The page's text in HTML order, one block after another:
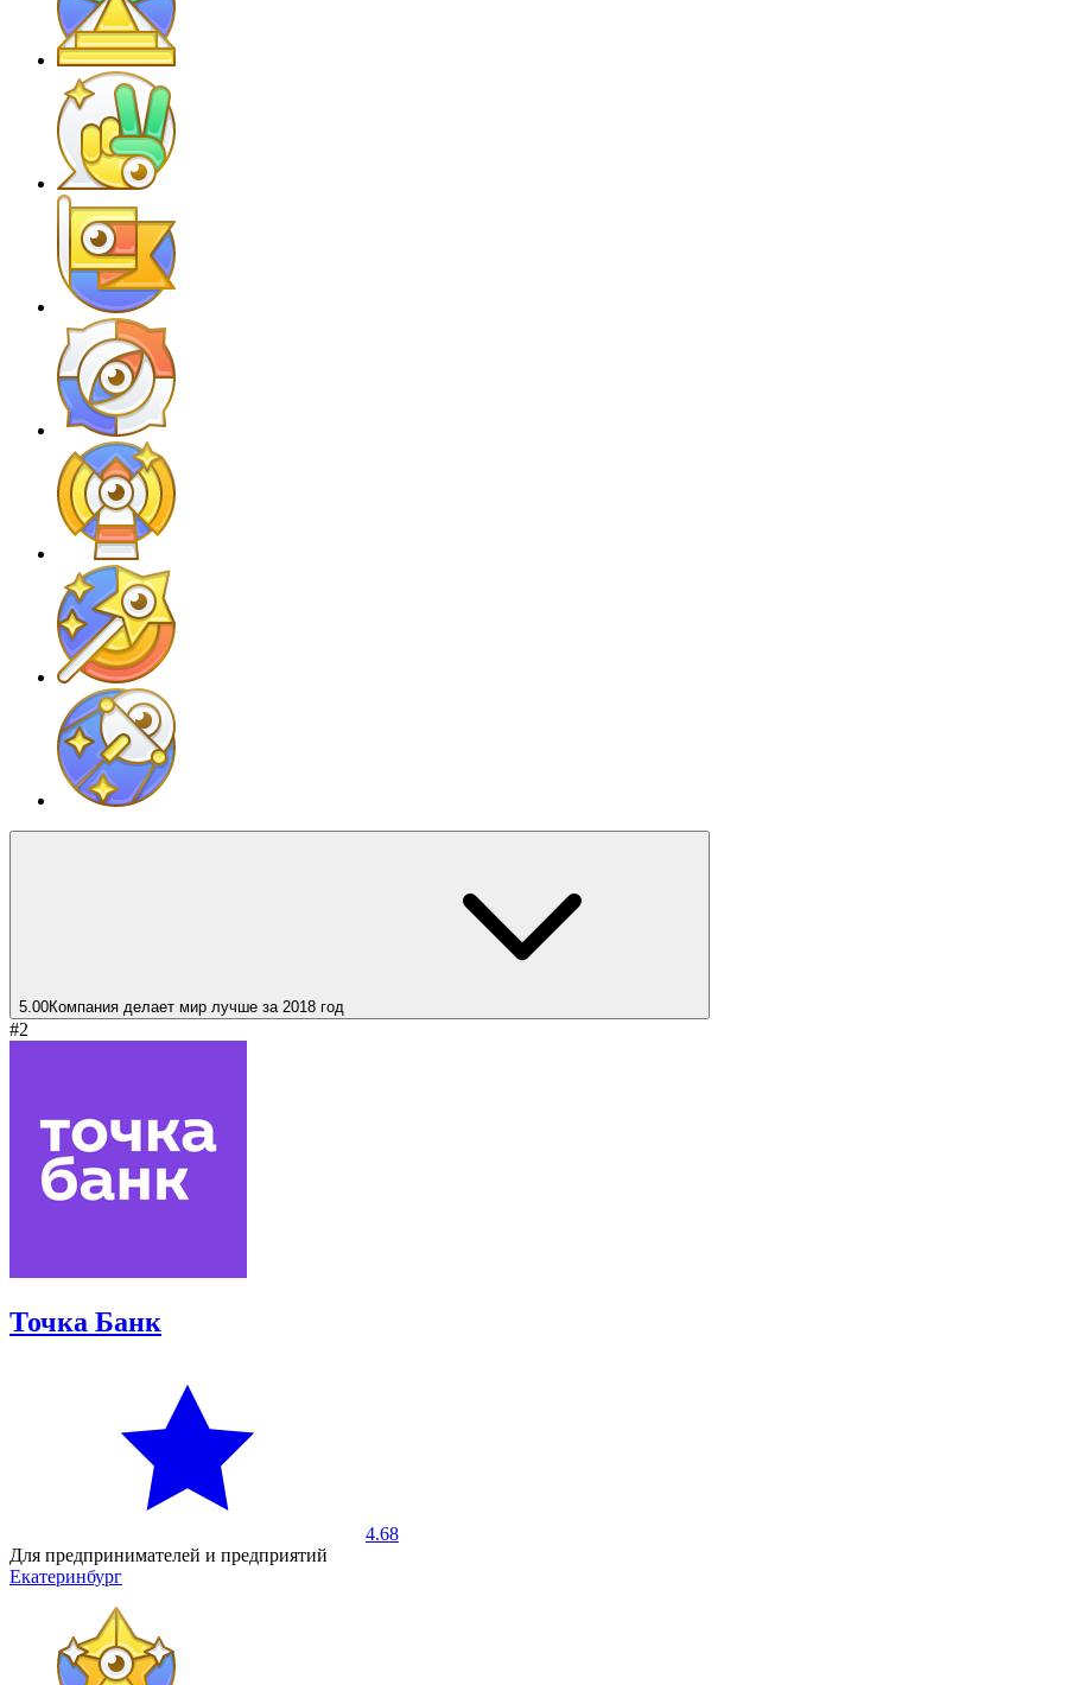
5.00Компания делает мир лучше за 2018 год
#2
Точка Банк
4.68
Для предпринимателей и предприятий
Екатеринбург